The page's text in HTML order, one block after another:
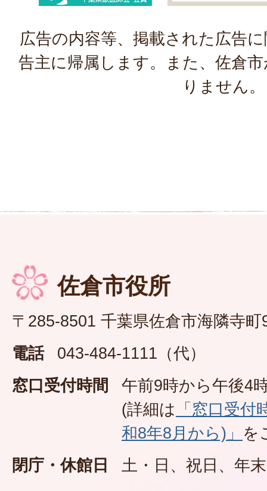
広告の内容等、掲載された広告
告主に帰属します。また、佐倉
りません。
佐倉市役所
〒285-8501 千葉県佐倉市海隣寺町
電話
043-484-1111（代）
窓口受付時間
午前9時から午後4
(詳細は 「窓口受
和8年8月から)」 を
閉庁・休館日
土・日、祝日、年